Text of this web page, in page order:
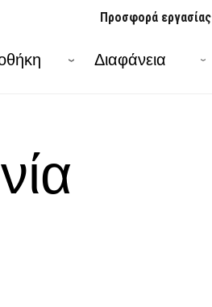
Προσφορά εργασίας
Διαφάνεια